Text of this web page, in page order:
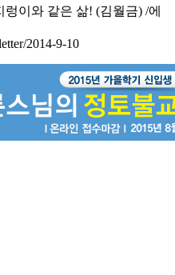
이와 같은 삶! (김월금) /에
2014-9-10